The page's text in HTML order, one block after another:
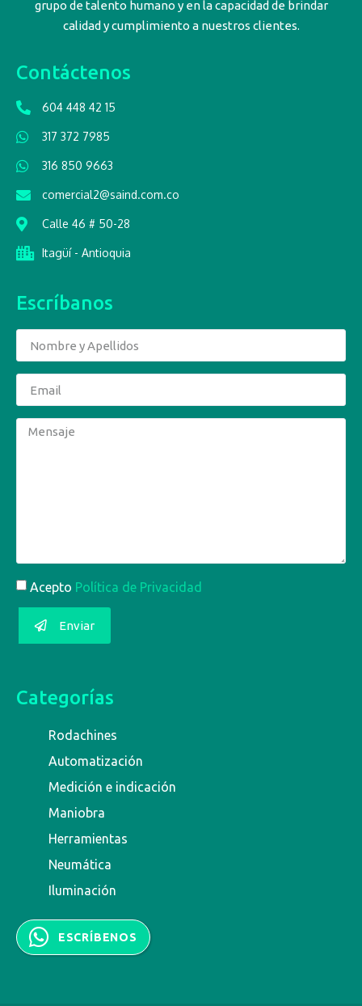
grupo de talento humano y en la capacidad de brindar
calidad y cumplimiento a nuestros clientes.
Contáctenos
604 448 42 15
317 372 7985
316 850 9663
comercial2@saind.com.co
Calle 46 # 50-28
Itagüí - Antioquia
Escríbanos
Acepto Política de Privacidad
Enviar
Categorías
Rodachines
Automatización
Medición e indicación
Maniobra
Herramientas
Neumática
Iluminación
ESCRÍBENOS